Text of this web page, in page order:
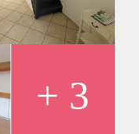
is gelijk
+ 3